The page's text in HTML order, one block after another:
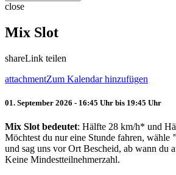
close
Mix Slot
shareLink teilen
attachmentZum Kalendar hinzufügen
01. September 2026 - 16:45 Uhr bis 19:45 Uhr
Mix Slot bedeutet: Hälfte 28 km/h* und
Möchtest du nur eine Stunde fahren, wähle
und sag uns vor Ort Bescheid, ab wann du
Keine Mindestteilnehmerzahl.